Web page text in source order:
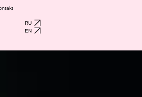
RU
EN